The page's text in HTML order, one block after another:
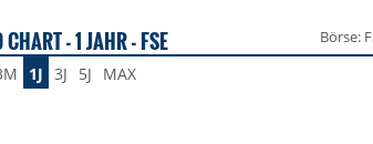
- 1 JAHR - FSE Börse:
1J 3J 5J MAX